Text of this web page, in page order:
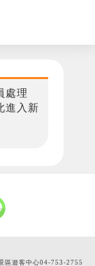
處理
進入新
區遊客中心04-753-2755